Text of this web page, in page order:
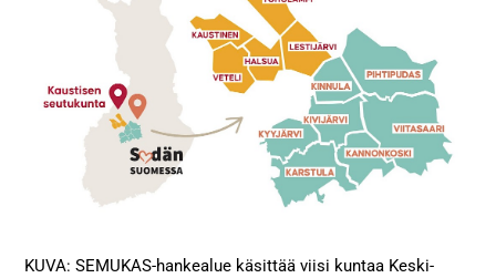
KUVA: SEMUKAS-hankealue käsittää viisi kuntaa Keski-